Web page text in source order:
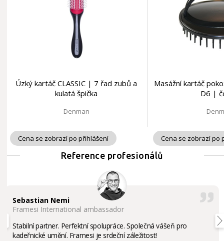
Úzký kartáč CLASSIC | 7 řad zubů a
kulatá špička
Denman
Cena se zobrazí po přihlášení
Masážní kartáč
D6 |
Cena se zobrazí po
Reference profesionálů
Sebastian Nemi
Framesi International ambassador
Stabilní partner. Perfektní spolupráce. Společná vášeň pro
kadeřnické umění. Framesi je srdeční záležitost!